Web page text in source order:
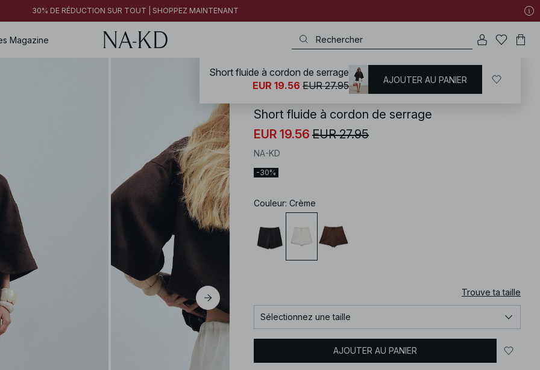
30% DE RÉDUCTION SUR TOUT | SHOPPEZ MAINTENANT
Magazine
NA-KD / Tenues d'été
Short fluide à cordon de serrage
EUR 19.56 EUR 27.95
NA-KD
-30%
Couleur: Crème
Trouve ta taille
Sélectionnez une taille
AJOUTER AU PANIER
Short fluide à cordon de serrage
EUR 19.56 EUR 27.95 AJOUTER AU PANIER